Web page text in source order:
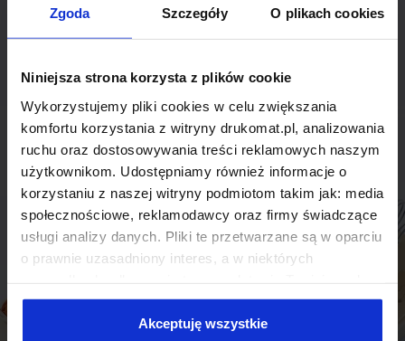
Zgoda Szczegóły O plikach cookies
Niniejsza strona korzysta z plików cookie
Wykorzystujemy pliki cookies w celu zwiększania
komfortu korzystania z witryny drukomat.pl, analizowania
ruchu oraz dostosowywania treści reklamowych naszym
użytkownikom. Udostępniamy również informacje o
korzystaniu z naszej witryny podmiotom takim jak: media
społecznościowe, reklamodawcy oraz firmy świadczące
usługi analizy danych. Pliki te przetwarzane są w oparciu
o prawnie uzasadniony interes, a w niektórych
Niektóre z plików cookies dostarczane i przetwarzane są
przez naszych zewnętrznych partnerów, z których listą
Akceptuję wszystkie
Odezwij się do nas, aby omówić
Skontaktuj się